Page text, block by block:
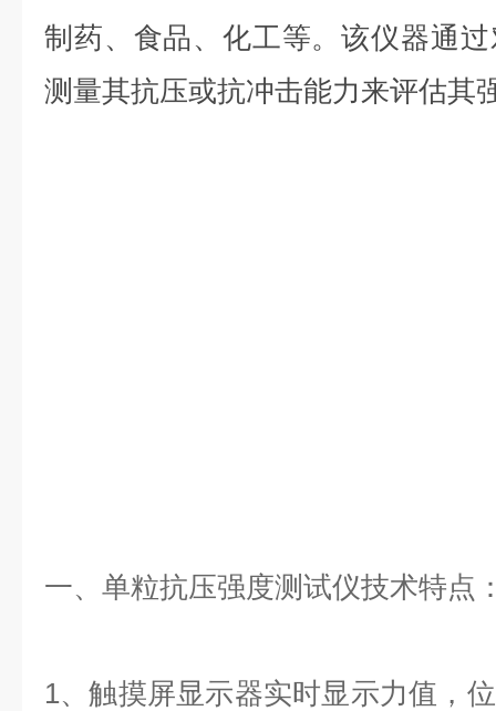
制药、食品、化工等。该仪器通
测量其抗压或抗冲击能力来评估其
一、单粒抗压强度测试仪技术特点
1、触摸屏显示器实时显示力值，